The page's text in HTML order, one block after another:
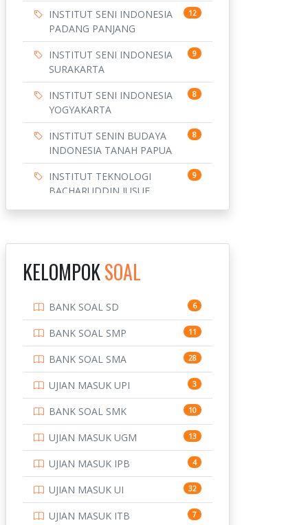
INSTITUT SENI INDONESIA
PADANG PANJANG
12
INSTITUT SENI INDONESIA
SURAKARTA
9
INSTITUT SENI INDONESIA
YOGYAKARTA
8
INSTITUT SENIN BUDAYA
INDONESIA TANAH PAPUA
8
INSTITUT TEKNOLOGI
BACHARUDDIN JUSUF
9
BANDUNG
INSTITUT TEKNOLOGI
INSTITUT TEKNOLOGI
SEPULUH NOVEMBER
10
INSTITUT TEKNOLOGI
SUMATERA
9
IPDN / STPDN 148
PENDIDIKAN 943
PERBANKAN 3
POLRI 169
POLTEK SSN 7
4
KELOMPOKSOAL
BANK SOAL SD 6
BANK SOAL SMP 11
BANK SOAL SMA 28
UJIAN MASUK UPI 3
BANK SOAL SMK 10
UJIAN MASUK UGM 13
UJIAN MASUK IPB 4
UJIAN MASUK UI 32
UJIAN MASUK ITB 7